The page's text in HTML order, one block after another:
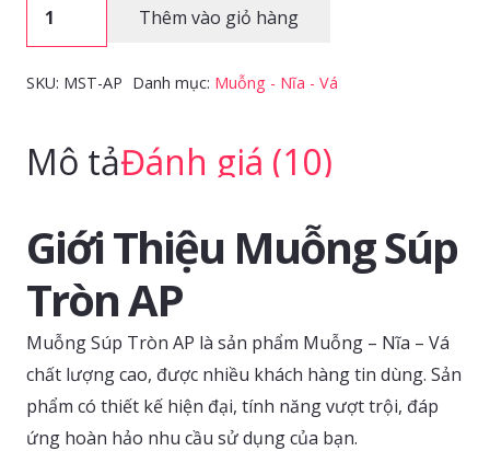
lượng
Thêm vào giỏ hàng
SKU: MST-AP Danh mục: Muỗng - Nĩa - Vá
Mô tảĐánh giá (10)
Giới Thiệu Muỗng Súp
Tròn AP
Muỗng Súp Tròn AP là sản phẩm Muỗng – Nĩa – Vá
chất lượng cao, được nhiều khách hàng tin dùng. Sản
phẩm có thiết kế hiện đại, tính năng vượt trội, đáp
ứng hoàn hảo nhu cầu sử dụng của bạn.